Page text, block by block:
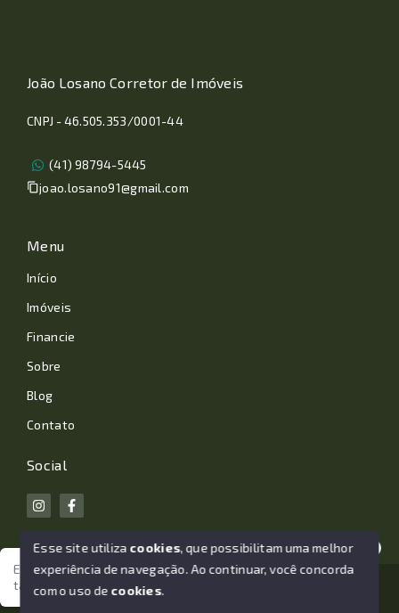
Estamos aqui para te ajudar. Vamos juntos nessa jornada
tão importante da sua vida?
João Losano Corretor de Imóveis
CNPJ - 46.505.353/0001-44
(41) 98794-5445
joao.losano91@gmail.com
Menu
Início
Imóveis
Financie
Sobre
Blog
Contato
Social
© Copyright 2026 - João Losano Corretor de Imóveis -
Esse site utiliza cookies, que possibilitam uma melhor
experiência de navegação.Ao continuar, você concorda
com o uso de cookies.